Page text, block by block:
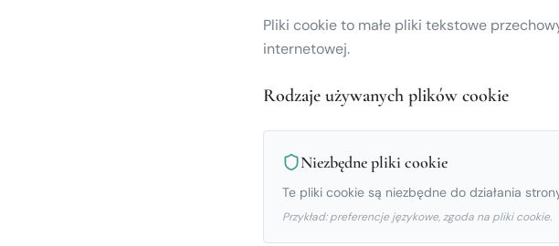
Pliki cookie to małe pliki tekstowe
internetowej.
Rodzaje używanych plików cookie
Niezbędne pliki cookie
Te pliki cookie są niezbędne do działania
Przykład: preferencje językowe, zgoda na pliki cookie.